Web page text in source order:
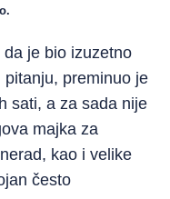
je bio izuzetno
preminuo je
sati, a za sada nije
majka za
kao i velike
često